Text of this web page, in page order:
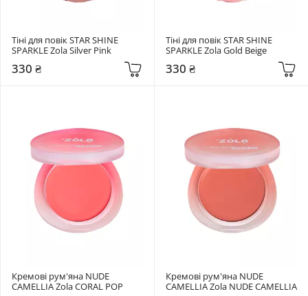
Тіні для повік STAR SHINE
SPARKLE Zola Silver Pink
330 ₴
Тіні для повік STAR SHINE
SPARKLE Zola Gold Beige
330 ₴
Кремові рум'яна NUDE
CAMELLIA Zola CORAL POP
Кремові рум'яна NUDE
CAMELLIA Zola NUDE CAMELLIA